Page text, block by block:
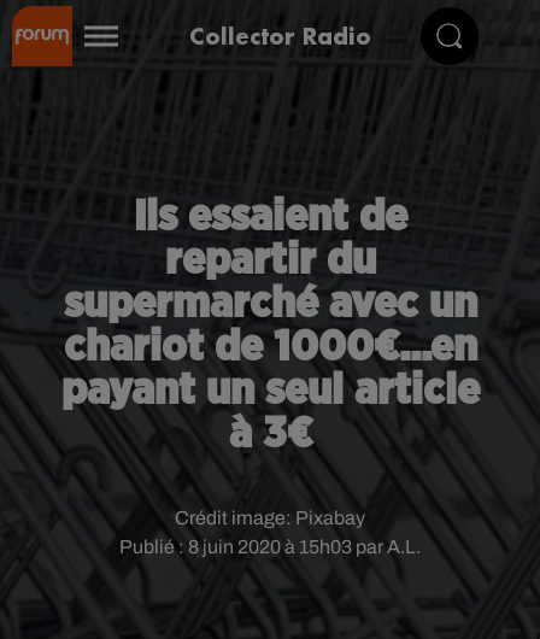
Collector Radio
Ils essaient de
repartir du
supermarché avec un
chariot de 1000€...en
payant un seul article
à 3€
Publié : 8 juin 2020 à 15h03 par A.L.
Crédit image: Pixabay